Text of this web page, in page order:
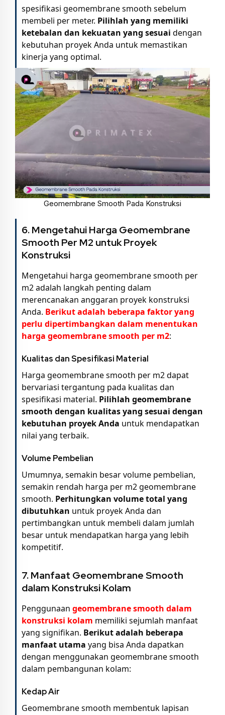
spesifikasi geomembrane smooth sebelum
membeli per meter. Pilihlah yang memiliki
ketebalan dan kekuatan yang sesuai dengan
kebutuhan proyek Anda untuk memastikan
kinerja yang optimal.
Geomembrane Smooth Pada Konstruksi
6. Mengetahui Harga Geomembrane
Smooth Per M2 untuk Proyek
Konstruksi
Mengetahui harga geomembrane smooth per
m2 adalah langkah penting dalam
merencanakan anggaran proyek konstruksi
Anda. Berikut adalah beberapa faktor yang
perlu dipertimbangkan dalam menentukan
harga geomembrane smooth per m2:
Kualitas dan Spesifikasi Material
Harga geomembrane smooth per m2 dapat
bervariasi tergantung pada kualitas dan
spesifikasi material. Pilihlah geomembrane
smooth dengan kualitas yang sesuai dengan
kebutuhan proyek Anda untuk mendapatkan
nilai yang terbaik.
Volume Pembelian
Umumnya, semakin besar volume pembelian,
semakin rendah harga per m2 geomembrane
smooth. Perhitungkan volume total yang
dibutuhkan untuk proyek Anda dan
pertimbangkan untuk membeli dalam jumlah
besar untuk mendapatkan harga yang lebih
kompetitif.
7. Manfaat Geomembrane Smooth
dalam Konstruksi Kolam
Penggunaan geomembrane smooth dalam
konstruksi kolam memiliki sejumlah manfaat
yang signifikan. Berikut adalah beberapa
manfaat utama yang bisa Anda dapatkan
dengan menggunakan geomembrane smooth
dalam pembangunan kolam:
Kedap Air
Geomembrane smooth membentuk lapisan